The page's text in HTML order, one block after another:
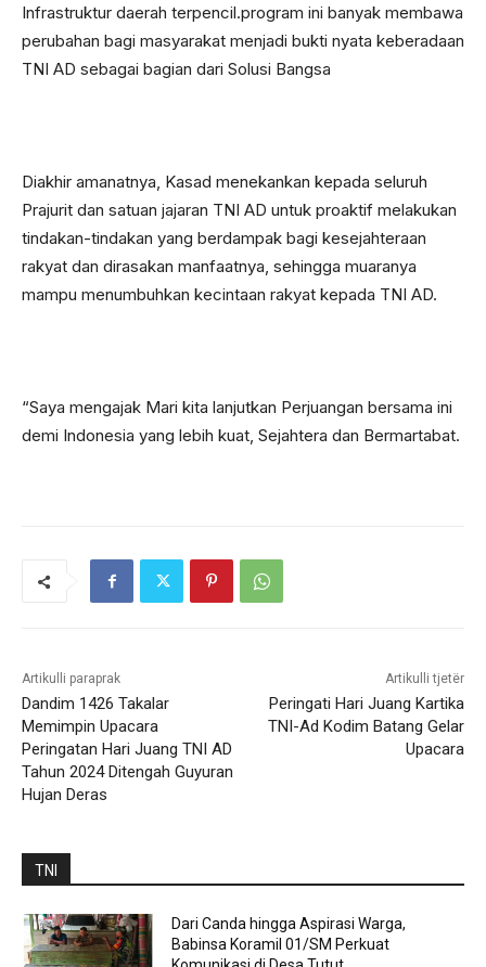
Infrastruktur daerah terpencil.program ini banyak membawa
perubahan bagi masyarakat menjadi bukti nyata keberadaan
TNI AD sebagai bagian dari Solusi Bangsa
Diakhir amanatnya, Kasad menekankan kepada seluruh
Prajurit dan satuan jajaran TNI AD untuk proaktif melakukan
tindakan-tindakan yang berdampak bagi kesejahteraan
rakyat dan dirasakan manfaatnya, sehingga muaranya
mampu menumbuhkan kecintaan rakyat kepada TNI AD.⁣
“Saya mengajak Mari kita lanjutkan Perjuangan bersama ini
demi Indonesia yang lebih kuat, Sejahtera dan Bermartabat.
Artikulli paraprak
Dandim 1426 Takalar
Memimpin Upacara
Peringatan Hari Juang TNI AD
Tahun 2024 Ditengah Guyuran
Hujan Deras
Artikulli tjetër
Peringati Hari Juang Kartika
TNI-Ad Kodim Batang Gelar
Upacara
TNI
Dari Canda hingga Aspirasi Warga,
Babinsa Koramil 01/SM Perkuat